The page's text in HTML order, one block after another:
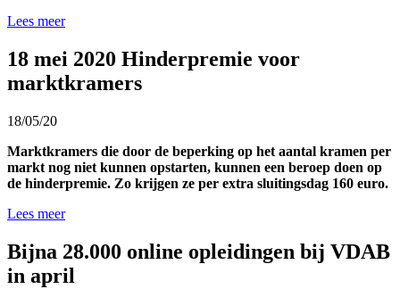
Lees meer
18 mei 2020 Hinderpremie voor
marktkramers
18/05/20
Marktkramers die door de beperking op het aantal kramen per
markt nog niet kunnen opstarten, kunnen een beroep doen op
de hinderpremie. Zo krijgen ze per extra sluitingsdag 160 euro.
Lees meer
Bijna 28.000 online opleidingen bij VDAB
in april